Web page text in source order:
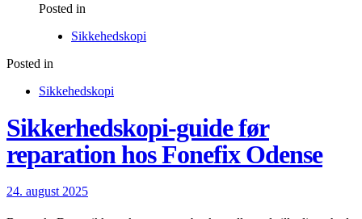
Posted in
Sikkehedskopi
Posted in
Sikkehedskopi
Sikkerhedskopi-guide før
reparation hos Fonefix Odense
24. august 2025